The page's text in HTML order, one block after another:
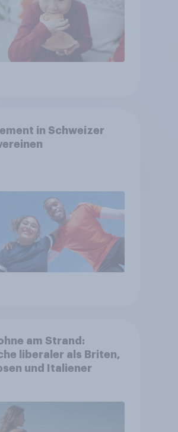
in Schweizer
am Strand:
liberaler als Briten,
und Italiener